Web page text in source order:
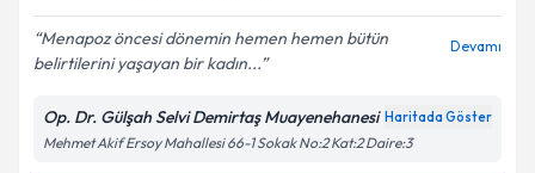
Menapoz öncesi dönemin hemen hemen bütün
belirtilerini yaşayan bir kadın...
Devamı
Op. Dr. Gülşah Selvi Demirtaş Muayenehanesi Haritada Göster
Mehmet Akif Ersoy Mahallesi 66-1 Sokak No:2 Kat:2 Daire:3